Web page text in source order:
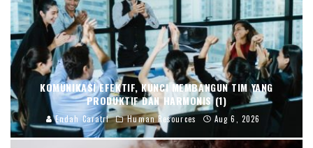
KOMUNIKASI EFEKTIF, KUNCI MEMBANGUN TIM YANG
PRODUKTIF DAN HARMONIS (1)
Endah Caratri Human Resources Aug 6, 2026